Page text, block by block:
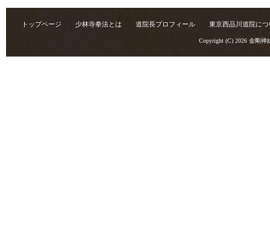
トップページ 少林寺拳法とは 道院長プロフィール 東京西品川道院につ
Copyright (C) 2026 金剛禅